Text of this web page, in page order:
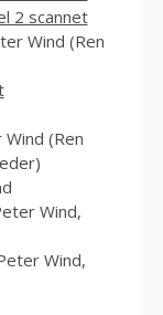
2 scannet
Wind (Ren
(Ren
Wind,
Wind,